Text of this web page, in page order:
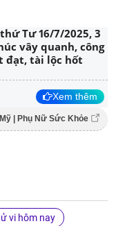
Tư 16/7/2025, 3
vây quanh, công
đạt, tài lộc hốt
Xem thêm
| Phụ Nữ Sức Khỏe
vi hôm nay